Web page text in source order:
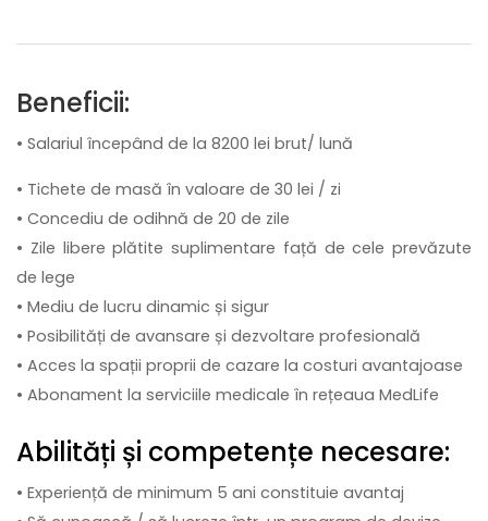
Beneficii:
• Salariul începând de la 8200 lei brut/ lună
• Tichete de masă în valoare de 30 lei / zi
• Concediu de odihnă de 20 de zile
• Zile libere plătite suplimentare față de cele prevăzute
de lege
• Mediu de lucru dinamic și sigur
• Posibilități de avansare și dezvoltare profesională
• Acces la spații proprii de cazare la costuri avantajoase
• Abonament la serviciile medicale în rețeaua MedLife
Abilități și competențe necesare:
• Experiență de minimum 5 ani constituie avantaj